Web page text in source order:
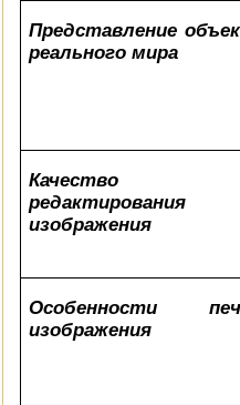
Представление
реального мира
Качество
редактирования
изображения
Особенности
изображения